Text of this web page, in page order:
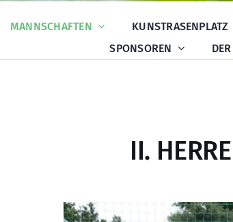
MANNSCHAFTEN KUNSTRASENPLATZ
SPONSOREN
II.